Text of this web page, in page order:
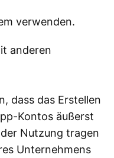
verwenden.
anderen
dass das Erstellen
Kontos äußerst
Nutzung tragen
Unternehmens